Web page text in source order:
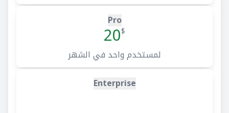
Pro
$
20
لمستخدم واحد في الشهر
Enterprise